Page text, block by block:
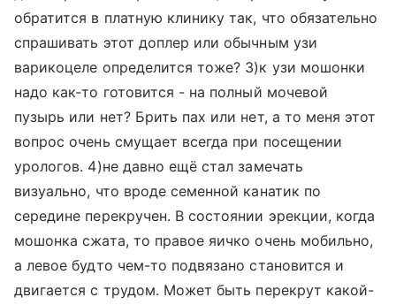
обратится в платную клинику так, что обязательно
спрашивать этот доплер или обычным узи
варикоцеле определится тоже? 3)к узи мошонки
надо как-то готовится - на полный мочевой
пузырь или нет? Брить пах или нет, а то меня этот
вопрос очень смущает всегда при посещении
урологов. 4)не давно ещё стал замечать
визуально, что вроде семенной канатик по
середине перекручен. В состоянии эрекции, когда
мошонка сжата, то правое яичко очень мобильно,
а левое будто чем-то подвязано становится и
двигается с трудом. Может быть перекрут какой-